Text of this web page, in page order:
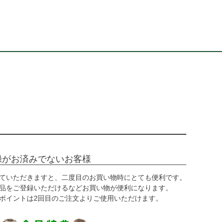
お済みでないお客様
いただきますと、二度目のお買い物時にとても便利です。
をご登録いただけるなどお買い物が便利になります。
イントは2回目のご注文よりご使用いただけます。